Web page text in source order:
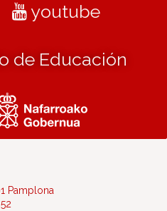
youtube
de Educación
Pamplona